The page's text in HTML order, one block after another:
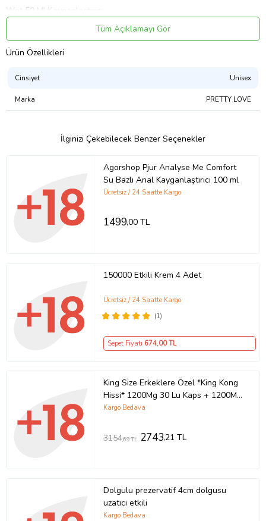
Wet 50 ML Kayganlaştırıcı
Aromasız ve kokusuzdur.
Su bazlı yapısı sayesinde leke bırakmaz ve yapışkan değildir.
Toksik madde içermez, alerji ve tahriş yapmaz, güvenli ve etkili
Ilık suyla durulanmak suretiyle kolaylıkla temizlenir.
Fantezi oyuncakları ile birlikte kullanıma uygundur.
Uyarı:
Tüm Açıklamayı Gör
Ürün Özellikleri
Cinsiyet Unisex
Marka PRETTY LOVE
İlginizi Çekebilecek Benzer Seçenekler
Agorshop Pjur Analyse Me Comfort
Su Bazlı Anal Kayganlaştırıcı 100 ml
Ücretsiz / 24 Saatte Kargo
1499,00 TL
150000 Etkili Krem 4 Adet
(1)
Ücretsiz / 24 Saatte Kargo
Sepet Fiyatı 674,00 TL
King Size Erkeklere Özel *King Kong
Hissi* 1200Mg 30 Lu Kaps + 1200Mg
50 Ml
Kargo Bedava
3154,69 TL 2743,21 TL
Dolgulu prezervatif 4cm dolgusu
uzatıcı etkili
Kargo Bedava